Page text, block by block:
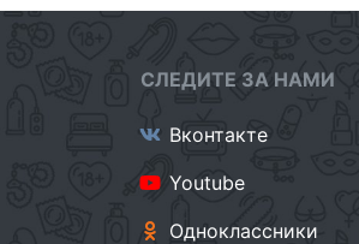
СЛЕДИТЕ ЗА НАМИ
Вконтакте
Youtube
Одноклассники